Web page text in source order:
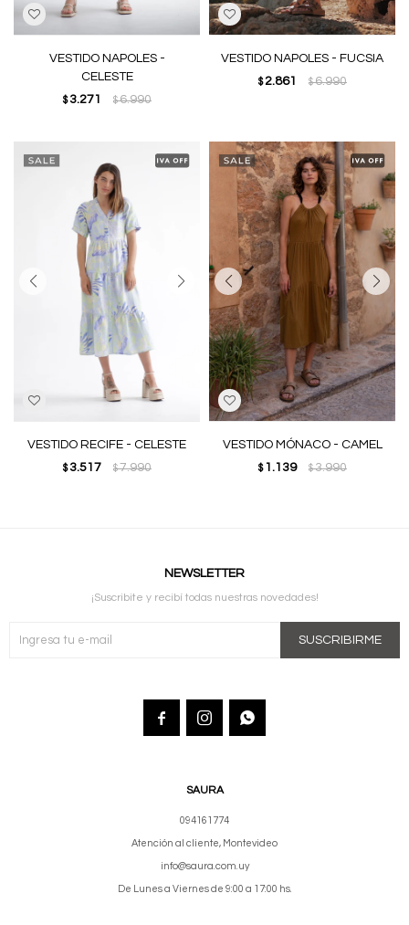
VESTIDO NAPOLES -
CELESTE
$ 3.271 $6.990
VESTIDO NAPOLES - FUCSIA
$ 2.861 $6.990
VESTIDO RECIFE - CELESTE
$ 3.517 $7.990
VESTIDO MÓNACO - CAMEL
$ 1.139 $3.990
SAURA
094161774
Atención al cliente, Montevideo
info@saura.com.uy
De Lunes a Viernes de 9:00 a 17:00 hs.
NEWSLETTER
¡Suscribite y recibí todas nuestras novedades!
SUSCRIBIRME
  